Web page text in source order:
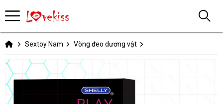
Sextoy Nam Vòng đeo dương vật